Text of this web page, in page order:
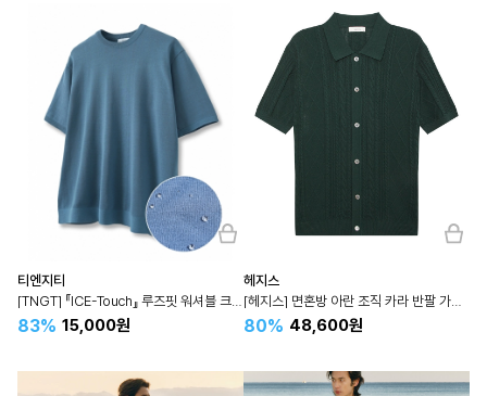
티엔지티
83% 15,000원
헤지스
80% 48,600원